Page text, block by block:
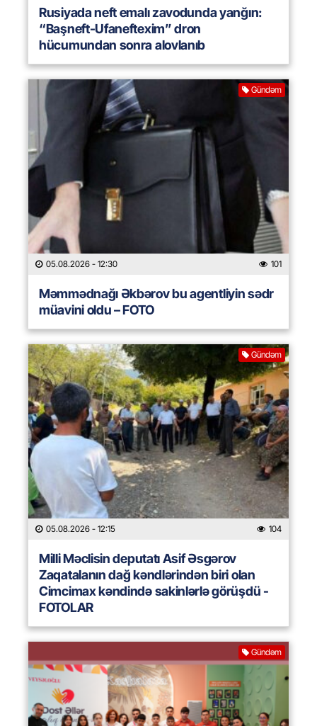
Rusiyada neft emalı zavodunda yanğın:
“Başneft-Ufaneftexim” dron
hücumundan sonra alovlanıb
Gündəm
05.08.2026 - 12:30 101
Məmmədnağı Əkbərov bu agentliyin sədr
müavini oldu – FOTO
Gündəm
05.08.2026 - 12:15 104
Milli Məclisin deputatı Asif Əsgərov
Zaqatalanın dağ kəndlərindən biri olan
Cimcimax kəndində sakinlərlə görüşdü -
FOTOLAR
Gündəm